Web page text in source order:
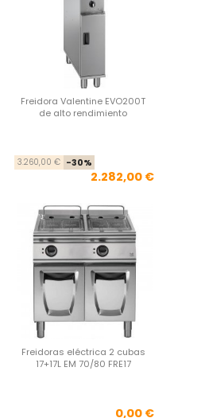
Freidora Valentine EVO200T
de alto rendimiento
3.260,00 € -30%
2.282,00 €
Freidoras eléctrica 2 cubas
17+17L EM 70/80 FRE17
Precio
0,00 €